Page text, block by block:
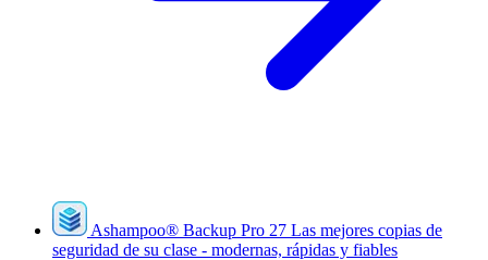
Ashampoo® Backup Pro 27 Las mejores copias de
seguridad de su clase - modernas, rápidas y fiables